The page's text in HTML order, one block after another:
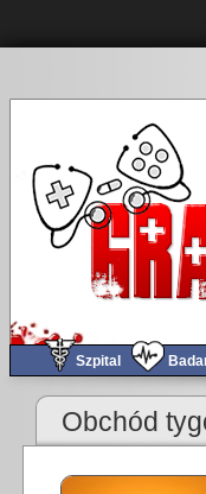
Szpital
Letnia prokrastynacja!
Obchód